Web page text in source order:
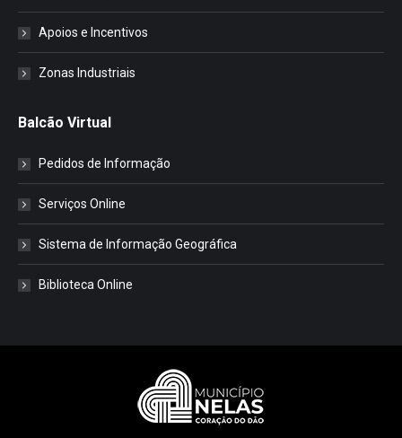
Apoios e Incentivos
Zonas Industriais
Balcão Virtual
Pedidos de Informação
Serviços Online
Sistema de Informação Geográfica
Biblioteca Online